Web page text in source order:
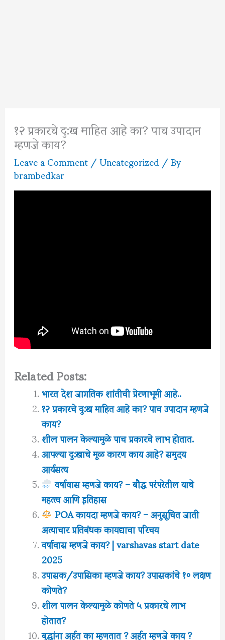
१२ प्रकारचे दु:ख माहित आहे का? पाच उपादान
म्हणजे काय?
Leave a Comment/Uncategorized/ By
brambedkar
Related Posts:
भारत देश जागतिक शांतीची प्रेरणाभूमी आहे..
१२ प्रकारचे दु:ख माहित आहे का? पाच उपादान म्हणजे
काय?
शील पालन केल्यामुळे पाच प्रकारचे लाभ होतात.
आपल्या दु:खाचे मूळ कारण काय आहे? समुदय
आर्यसत्य
वर्षावास म्हणजे काय? – बौद्ध परंपरेतील याचे
महत्त्व आणि इतिहास
POA कायदा म्हणजे काय? – अनुसूचित जाती
अत्याचार प्रतिबंधक कायद्याचा परिचय
वर्षावास म्हणजे काय? | varshavas start date
2025
उपासक/उपासिका म्हणजे काय? उपासकांचे १० लक्षण
कोणते?
शील पालन केल्यामुळे कोणते ५ प्रकारचे लाभ
होतात?
बुद्धांना अर्हत का म्हणतात ? अर्हत म्हणजे काय ?